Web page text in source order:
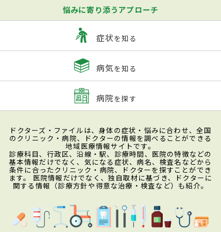
悩みに寄り添うアプローチ
症状を知る
病気を知る
病院を探す
ドクターズ・ファイルは、身体の症状・悩みに合わせ、全国
のクリニック・病院、ドクターの情報を調べることができる
地域医療情報サイトです。
診療科目、行政区、沿線・駅、診療時間、医院の特徴などの
基本情報だけでなく、気になる症状、病名、検査名などから
条件に合ったクリニック・病院、ドクターを探すことができ
ます。 医院情報だけでなく、独自取材に基づき、ドクターに
関する情報（診療方針や得意な治療・検査など）も紹介。